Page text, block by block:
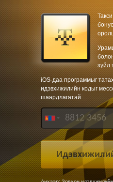
зүйл
iOS-даа программыг
идэвхижилийн кодыг
шаардлагатай.